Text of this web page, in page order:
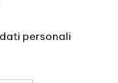
personali